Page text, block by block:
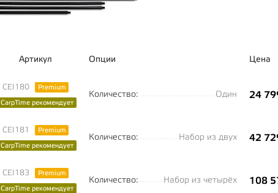
Артикул Опции Цена
CEI180
Premium
CarpTime рекомендует
Количество: Один 24
CEI181
Premium
CarpTime рекомендует
Количество: Набор из двух 42
CEI183
Premium
CarpTime рекомендует
Количество: Набор из четырёх 108